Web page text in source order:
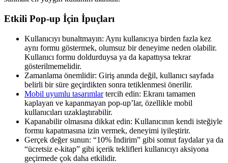
Etkili Pop-up İçin İpuçları
Kullanıcıyı bunaltmayın: Aynı kullanıcıya birden fazla kez
aynı formu göstermek, olumsuz bir deneyime neden olabilir.
Kullanıcı formu doldurduysa ya da kapattıysa tekrar
gösterilmemelidir.
Zamanlama önemlidir: Giriş anında değil, kullanıcı sayfada
belirli bir süre geçirdikten sonra tetiklenmesi önerilir.
Mobil uyumlu tasarımlartercih edin: Ekranı tamamen
kaplayan ve kapanmayan pop-up’lar, özellikle mobil
kullanıcıları uzaklaştırabilir.
Kapanabilir olmasına dikkat edin: Kullanıcının kendi isteğiyle
formu kapatmasına izin vermek, deneyimi iyileştirir.
Gerçek değer sunun: “10% İndirim” gibi somut faydalar ya da
“ücretsiz e-kitap” gibi içerik teklifleri kullanıcıyı aksiyona
geçirmede çok daha etkilidir.